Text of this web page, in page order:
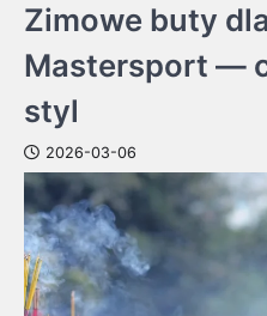
Zimowe buty
Mastersport —
styl
2026-03-06